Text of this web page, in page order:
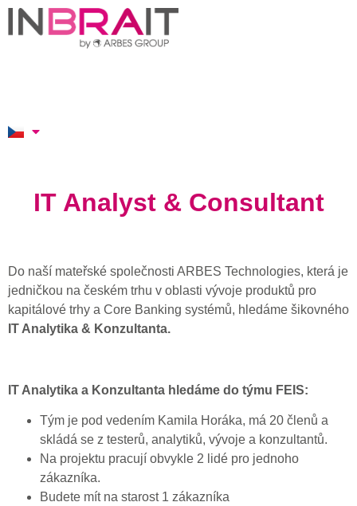
IT Analyst & Consultant
Do naší mateřské společnosti ARBES Technologies, která je
jedničkou na českém trhu v oblasti vývoje produktů pro
kapitálové trhy a Core Banking systémů, hledáme šikovného
IT Analytika & Konzultanta.
IT Analytika a Konzultanta hledáme do týmu FEIS:
Tým je pod vedením Kamila Horáka, má 20 členů a
skládá se z testerů, analytiků, vývoje a konzultantů.
Na projektu pracují obvykle 2 lidé pro jednoho
zákazníka.
Budete mít na starost 1 zákazníka